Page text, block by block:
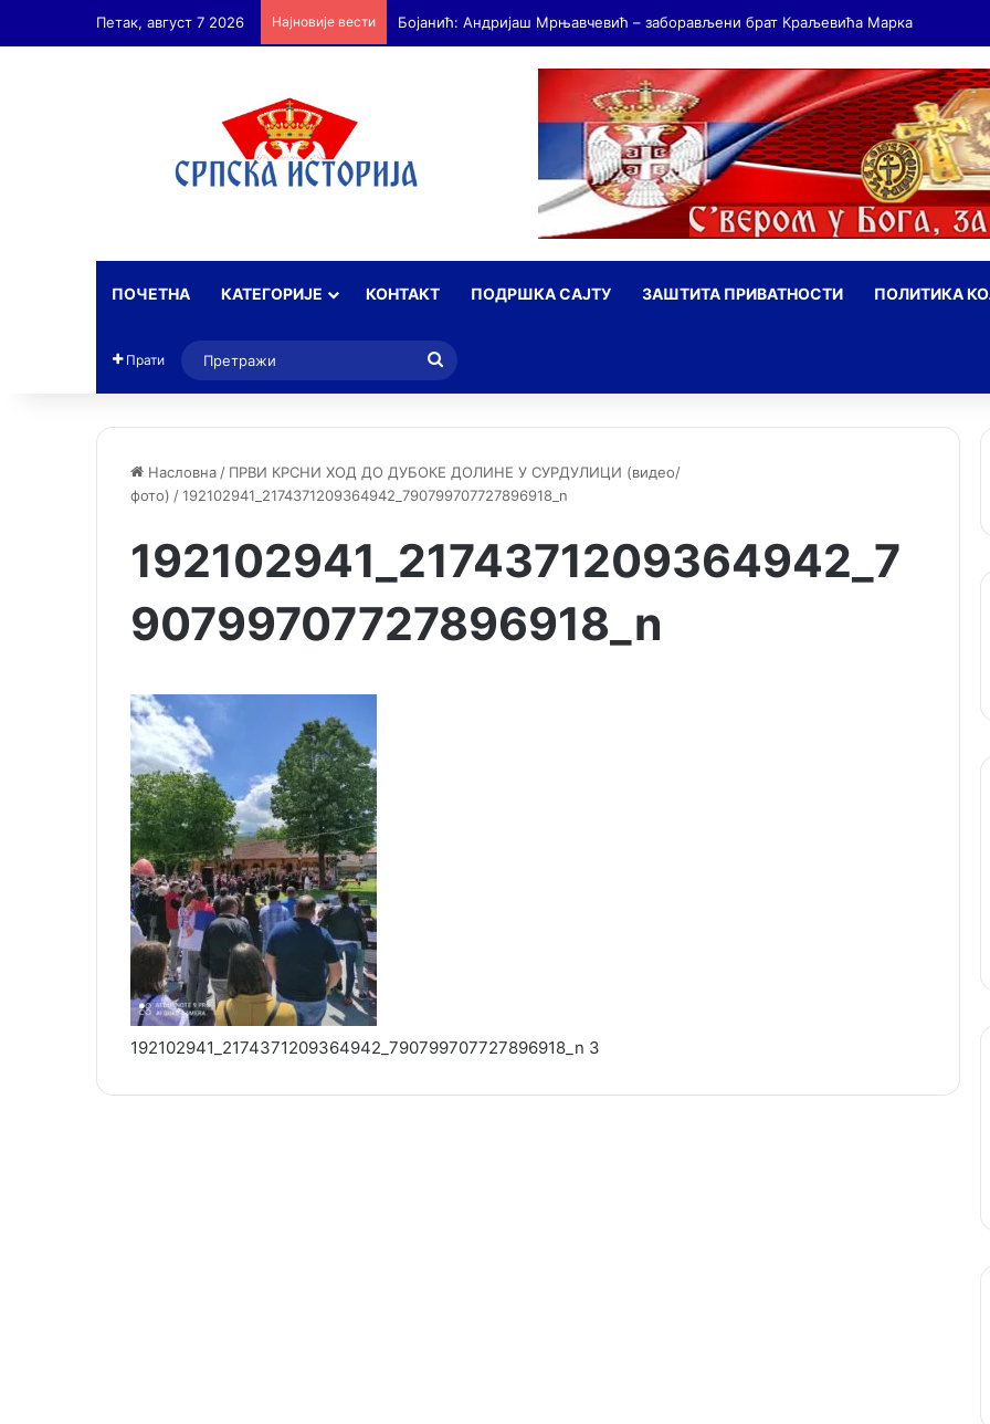
Петак, август 7 2026 Најновије вести
ПОЧЕТНА КАТЕГОРИЈЕ КОНТАКТ ПОДРШКА САЈТУ ЗАШТИТА ПРИВАТНОСТИ ПОЛИТИКА
Прати
Насловна / ПРВИ КРСНИ ХОД ДО ДУБОКЕ ДОЛИНЕ У СУРДУЛИЦИ (видео/
фото) /192102941_2174371209364942_790799707727896918_n
192102941_2174371209364942_7
90799707727896918_n
192102941_2174371209364942_790799707727896918_n 3